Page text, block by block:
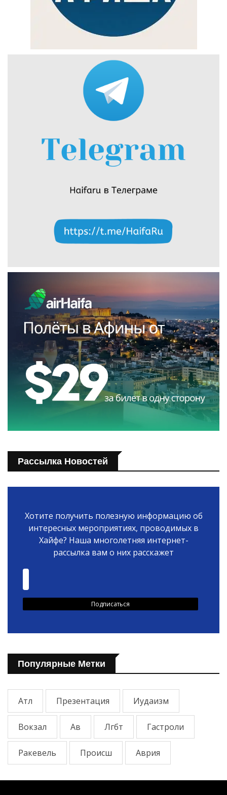
Рассылка Новостей
Хотите получить полезную информацию об
интересных мероприятиях, проводимых в
Хайфе? Наша многолетняя интернет-
рассылка вам о них расскажет
Популярные Метки
Атл Презентация Иудаизм
Вокзал Ав Лгбт Гастроли
Ракевель Происш Аврия